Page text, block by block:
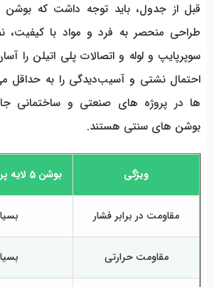
قبل از جدول، باید توجه داشت که
طراحی منحصر به فرد و مواد با کیفیت،
سوپرپایپ و لوله و اتصالات پلی اتیلن را
احتمال نشتی و آسیب‌دیدگی را به حداقل
ها در پروژه‌ های صنعتی و ساختمانی
بوشن‌ های سنتی هستند.
ویژگی بوشن 5 لایه پرسی سوپرپایپ
مقاومت در برابر فشار
مقاومت حرارتی